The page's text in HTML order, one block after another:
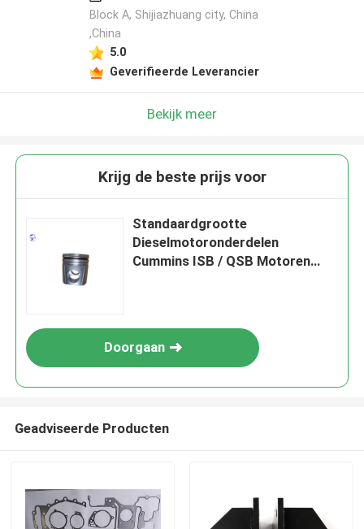
Block A, Shijiazhuang city, China
,China
5.0
Geverifieerde Leverancier
Bekijk meer
Krijg de beste prijs voor
Standaardgrootte
Dieselmotoronderdelen
Cummins ISB / QSB Motoren
Doorgaan
Geadviseerde Producten